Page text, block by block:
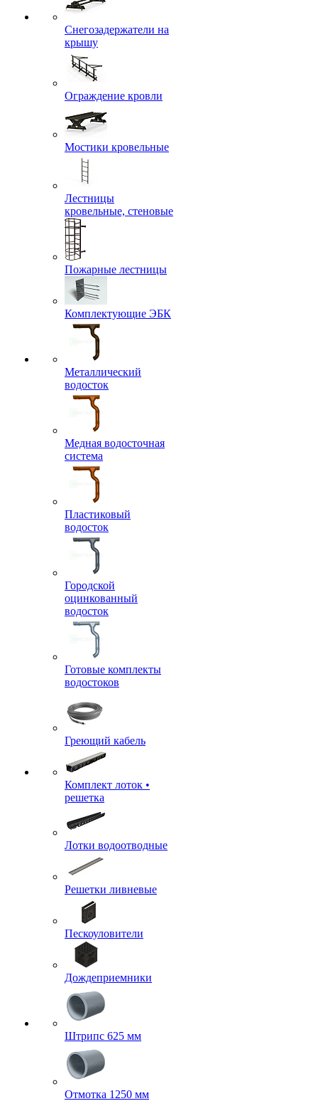
Снегозадержатели на
крышу
Ограждение кровли
Мостики кровельные
Лестницы
кровельные, стеновые
Пожарные лестницы
Комплектующие ЭБК
Металлический
водосток
Медная водосточная
система
Пластиковый
водосток
Городской
оцинкованный
водосток
Готовые комплекты
водостоков
Греющий кабель
Комплект лоток •
решетка
Лотки водоотводные
Решетки ливневые
Пескоуловители
Дождеприемники
Штрипс 625 мм
Отмотка 1250 мм